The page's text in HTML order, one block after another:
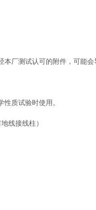
厂测试认可的附件，可能会
质试验时使用。
线接线柱）